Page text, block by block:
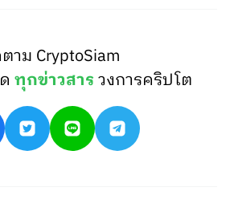
าม CryptoSiam
ดทุกข่าวสารวงการคริปโต